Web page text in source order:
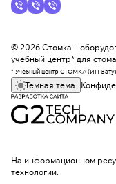
© 2026 Стомка –
учебный центр* для
* Учебный центр СТОМКА (ИП
Темная тема
На информационном
технологии.